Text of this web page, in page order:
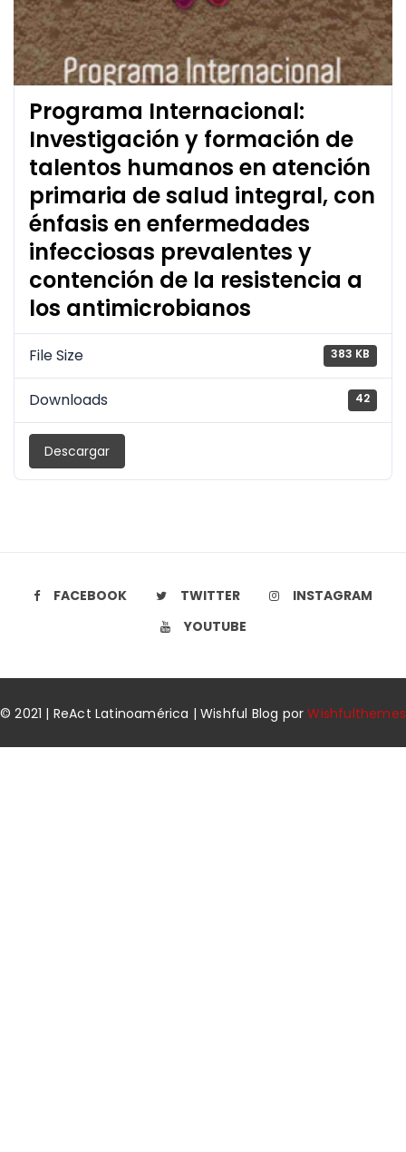
Programa Internacional:
Investigación y formación de
talentos humanos en atención
primaria de salud integral, con
énfasis en enfermedades
infecciosas prevalentes y
contención de la resistencia a
los antimicrobianos
File Size 383 KB
Downloads 42
Descargar
FACEBOOK TWITTER
INSTAGRAM
YOUTUBE
© 2021 | ReAct Latinoamérica | Wishful Blog porWishfulthemes